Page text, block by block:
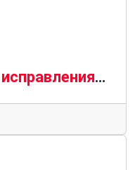
Вышла MariaDB 12.0 с исправлениями для InnoDB и расширенной поддержкой платформ